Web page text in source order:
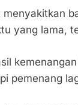
menyakitkan
yang lama,
pemenang